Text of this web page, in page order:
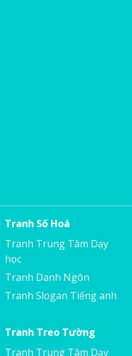
Tranh Số Hoá
Tranh Trung Tâm Dạy
học
Tranh Danh Ngôn
Tranh Slogan Tiếng anh
Tranh Treo Tường
Tranh Trung Tâm Dạy